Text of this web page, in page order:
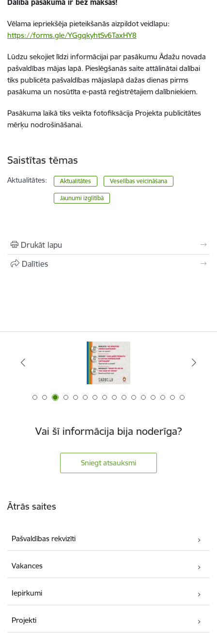
Dalība pasākumā ir bez maksas!
Vēlama iepriekšēja pieteikšanās aizpildot veidlapu:
https://forms.gle/YGgqkyhtSv6TaxHY8
Lūdzu sekojiet līdzi informācijai par pasākumu Ādažu novada
pašvaldības mājas lapā. Pieslēgšanās saite attālinātai dalībai
tiks publicēta pašvaldības mājaslapā dažas dienas pirms
pasākuma un nosūtīta e-pastā reģistrētajiem dalībniekiem.
Pasākuma laikā tiks veikta fotofiksācija Projekta publicitātes
mērķu nodrošināšanai.
Saistītas tēmas
Aktualitātes: Aktualitātes Veselības veicināšana
Jaunumi izglītībā
Drukāt lapu
Dalīties
Vai šī informācija bija noderīga?
Sniegt atsauksmi
Ātrās saites
Pašvaldības rekvizīti
Vakances
Iepirkumi
Projekti